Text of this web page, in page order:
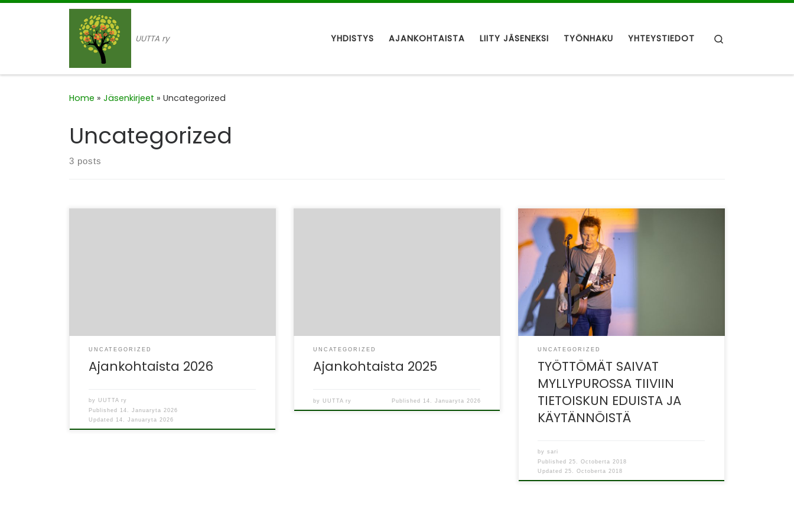
UUTTA ry YHDISTYS AJANKOHTAISTA LIITY JÄSENEKSI TYÖNHAKU YHTEYSTIEDOT
Home » Jäsenkirjeet » Uncategorized
Uncategorized
3 posts
UNCATEGORIZED
Ajankohtaista 2026
byUUTTA ry
Published 14. Januaryta 2026
Updated 14. Januaryta 2026
UNCATEGORIZED
Ajankohtaista 2025
byUUTTA ry Published 14. Januaryta 2026
KIERTUE 2018 -tapahtuman tarkoituksena oli
tarjota infoa ja verkostoitumismahdollisuuksia
uusmaalaisille työttömille. Tarjolla oli luentoja
ja esittelypisteitä. (kuva: Antti Mutta)
Myllypuron […]
UNCATEGORIZED
TYÖTTÖMÄT SAIVAT
MYLLYPUROSSA TIIVIIN
TIETOISKUN EDUISTA JA
KÄYTÄNNÖISTÄ
bysari
Published 25. Octoberta 2018
Updated 25. Octoberta 2018